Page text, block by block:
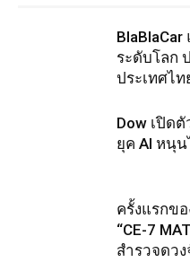
ระดับโลก
ประเทศไท
Dow เปิด
ยุค AI หนุ
ครั้งแรกข
“CE-7
สำรวจดว